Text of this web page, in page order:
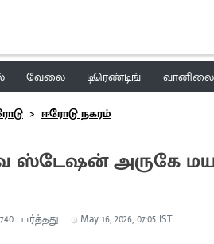
வேலை டிரெண்டிங் வானிலை
ஈரோடு நகரம்
ஸ்டேஷன் அருகே
740 பார்த்தது May 16, 2026, 07:05 IST